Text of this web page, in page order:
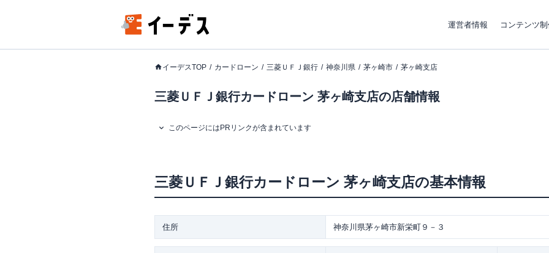
運営者情報 コンテンツ
イーデスTOP カードローン 三菱ＵＦＪ銀行 神奈川県 茅ヶ崎市 茅ヶ崎支店
三菱ＵＦＪ銀行カードローン 茅ヶ崎支店の店舗情報
このページにはPRリンクが含まれています
三菱ＵＦＪ銀行カードローン 茅ヶ崎支店の基本情報
住所 神奈川県茅ヶ崎市新栄町９－３